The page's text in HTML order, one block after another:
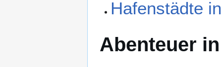
Hafenstädte
Abenteuer